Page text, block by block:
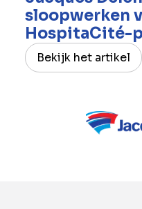
sloopwerken
HospitaCité-
Bekijk het artikel